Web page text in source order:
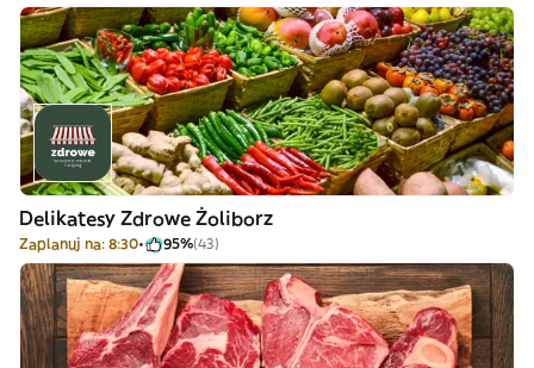
Delikatesy Zdrowe Żoliborz
Zaplanuj na: 8:30 95%(43)